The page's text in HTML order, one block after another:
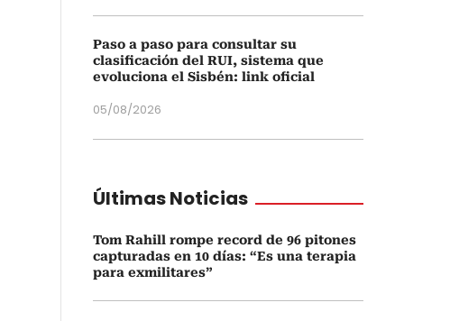
Paso a paso para consultar su
clasificación del RUI, sistema que
evoluciona el Sisbén: link oficial
05/08/2026
Últimas Noticias
Tom Rahill rompe record de 96 pitones
capturadas en 10 días: “Es una terapia
para exmilitares”